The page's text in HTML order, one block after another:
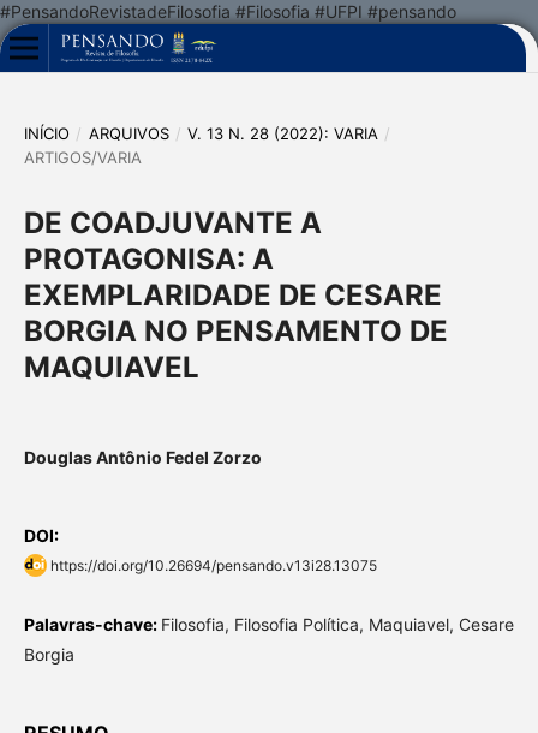
#PensandoRevistadeFilosofia #Filosofia #UFPI #pensando
INÍCIO / ARQUIVOS / V. 13 N. 28 (2022): VARIA /
ARTIGOS/VARIA
DE COADJUVANTE A
PROTAGONISA: A
EXEMPLARIDADE DE CESARE
BORGIA NO PENSAMENTO DE
MAQUIAVEL
Douglas Antônio Fedel Zorzo
DOI:
https://doi.org/10.26694/pensando.v13i28.13075
Palavras-chave: Filosofia, Filosofia Política, Maquiavel, Cesare
Borgia